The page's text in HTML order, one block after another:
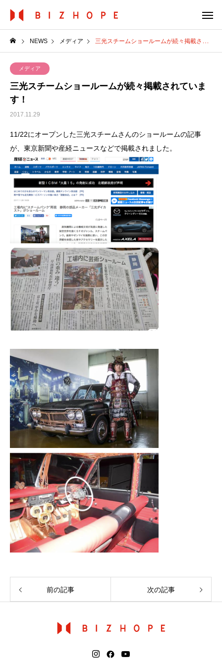
NEWS メディア 三光スチームショールームが続々掲載されています！
メディア
三光スチームショールームが続々掲載されていま
す！
2017.11.29
11/22にオープンした三光スチームさんのショールームの記事
が、東京新聞や産経ニュースなどで掲載されました。
前の記事 次の記事